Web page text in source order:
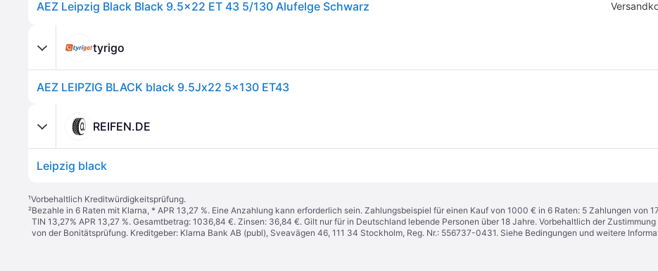
AEZ Leipzig Black Black 9.5x22 ET 43 5/130 Alufelge Schwarz
tyrigo
AEZ LEIPZIG BLACK black 9.5Jx22 5x130 ET43
REIFEN.DE
Leipzig black
¹Vorbehaltlich Kreditwürdigkeitsprüfung.
²Bezahle in 6 Raten mit Klarna, * APR 13,27 %. Eine Anzahlung kann erforderlich sein. Zahlungsbeispiel für einen Kauf von 1000 € in 6 Raten: 5 Zahlungen von
TIN 13,27% APR 13,27 %. Gesamtbetrag: 1036,84 €. Zinsen: 36,84 €. Gilt nur für in Deutschland lebende Personen über 18 Jahre. Vorbehaltlich der
von der Bonitätsprüfung. Kreditgeber: Klarna Bank AB (publ), Sveavägen 46, 111 34 Stockholm, Reg. Nr.: 556737-0431. Siehe Bedingungen und weitere